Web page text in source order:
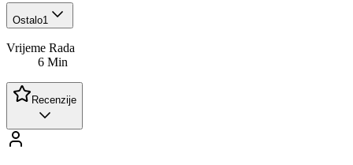
Ostalo1
Vrijeme Rada
6 Min
Recenzije